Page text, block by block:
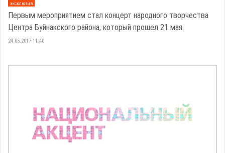
эксклюзив
Первым мероприятием стал концерт народного творчества
Центра Буйнакского района, который прошел 21 мая.
24.05.2017 11:40